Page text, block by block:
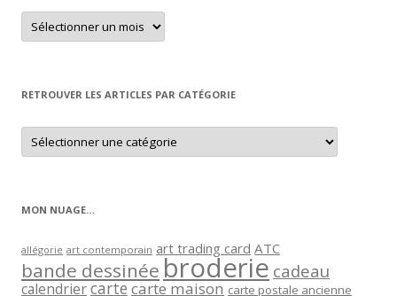
Retrouver
un
article
RETROUVER LES ARTICLES PAR CATÉGORIE
Retrouver
les
articles
MON NUAGE…
allégorie art contemporain art trading card ATC
bande dessinée broderie cadeau
calendriercartecarte maison carte postale ancienne